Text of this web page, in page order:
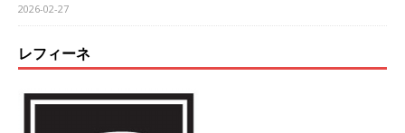
2026-02-27
レフィーネ